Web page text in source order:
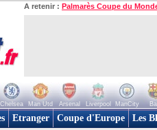
A retenir : Palmarès Coupe du
Chelsea Man Utd Arsenal Liverpool ManCity
Etranger Coupe d'Europe Les